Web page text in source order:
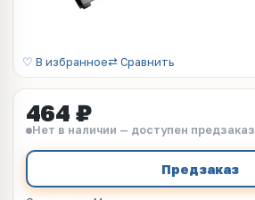
♡ В избранное⇄ Сравнить
464 ₽
Нет в наличии — доступен предзаказ
Предзаказ